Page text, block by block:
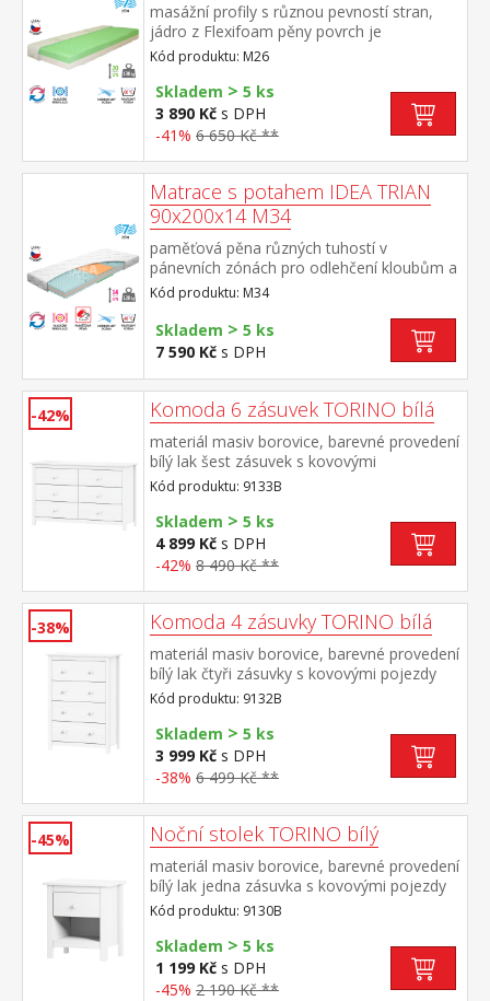
masážní profily s různou pevností stran,
jádro z Flexifoam pěny povrch je
vyprofilován do 7 anatomických zón na
obou stranách tvrdá (bílá) a měkká (světle
zelená) strana vhodná pro všechny typy
roštů vhodná pro alergiky, potah
snímatelný a pratelný do 60 °C doporučená
Kód produktu: M26
Skladem > 5 ks
3 890 Kč s DPH
-41% 6 650 Kč **
Matrace s potahem IDEA TRIAN
90x200x14 M34
paměťová pěna různých tuhostí v
pánevních zónách pro odlehčení kloubům a
celému pohybovému aparátu 7zónová
anatomická masážní profilace přináší velmi
jemnou masáž v průběhu spánku matrace s
Visco pěnou a systémem rozdílné tuhosti
stran vhodná pro všechny typy roštů potah
snímatelný a pratelný do 40 °C doporučená
nosnost do 120 kg
Kód produktu: M34
Skladem > 5 ks
7 590 Kč s DPH
-42% Komoda 6 zásuvek TORINO bílá
materiál masiv borovice, barevné provedení
bílý lak šest zásuvek s kovovými
pojezdy rozměr zásuvky (š/h/v) 52 × 33 ×
19 cm
Kód produktu: 9133B
Skladem > 5 ks
4 899 Kč s DPH
-42% 8 490 Kč **
-38% Komoda 4 zásuvky TORINO bílá
materiál masiv borovice, barevné provedení
bílý lak čtyři zásuvky s kovovými pojezdy
Kód produktu: 9132B
Skladem > 5 ks
3 999 Kč s DPH
-38% 6 499 Kč **
-45% Noční stolek TORINO bílý
materiál masiv borovice, barevné provedení
bílý lak jedna zásuvka s kovovými pojezdy
Kód produktu: 9130B
Skladem > 5 ks
1 199 Kč s DPH
-45% 2 190 Kč **